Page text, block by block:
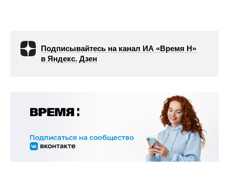
Подписывайтесь на канал ИА «Время Н»
в Яндекс. Дзен